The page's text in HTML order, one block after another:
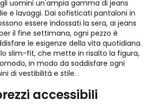
uomini un'ampia gamma di jeans
e lavaggi. Dai sofisticati pantaloni in
essere indossati la sera, ai jeans
il fine settimana, ogni pezzo è
le esigenze della vita quotidiana.
slim-fit, che mette in risalto la figura,
in modo da soddisfare ogni
di vestibilità e stile.
accessibili